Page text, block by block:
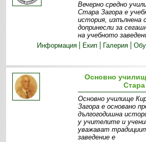
Вечерно средно
Стара Загора е
история, изпълнена
допринесли за
на учебното
Информация
Екип Галерия
Основно
Основно училище
Загора е основано
дългогодишна
у учителите и
уважават
заведение е